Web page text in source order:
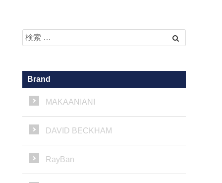
Brand
MAKAANIANI
DAVID BECKHAM
RayBan